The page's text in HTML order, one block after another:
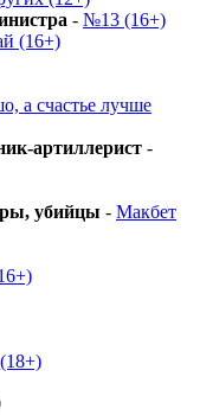
- №13 (16+)
(16+)
а счастье лучше
артиллерист -
убийцы - Макбет